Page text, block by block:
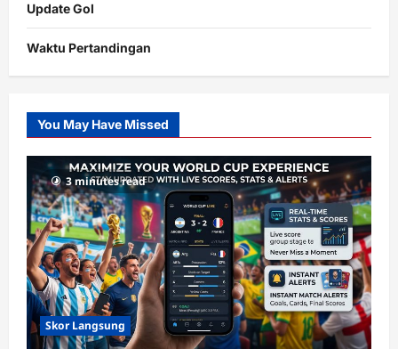
Update Gol
Waktu Pertandingan
Slot
Gacor
RTP
terupdate
You May Have Missed
3 minutes read
Skor Langsung